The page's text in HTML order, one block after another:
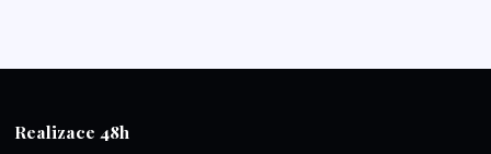
Realizace 48h